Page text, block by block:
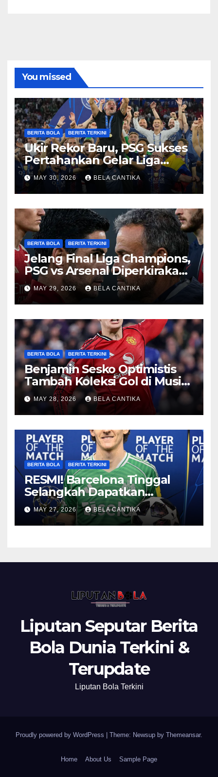
You missed
BERITA BOLA BERITA TERKINI
Ukir Rekor Baru, PSG Sukses
Pertahankan Gelar Liga
Champions
MAY 30, 2026 BELA CANTIKA
BERITA BOLA BERITA TERKINI
Jelang Final Liga Champions,
PSG vs Arsenal Diperkirakan
Sengit
MAY 29, 2026 BELA CANTIKA
BERITA BOLA BERITA TERKINI
Benjamin Sesko Optimistis
Tambah Koleksi Gol di Musim
2026/27
MAY 28, 2026 BELA CANTIKA
BERITA BOLA BERITA TERKINI
RESMI! Barcelona Tinggal
Selangkah Dapatkan
Anthony Gordon
MAY 27, 2026 BELA CANTIKA
Liputan Seputar Berita
Bola Dunia Terkini &
Terupdate
Liputan Bola Terkini
Proudly powered by WordPress | Theme: Newsup by Themeansar.
Home About Us Sample Page